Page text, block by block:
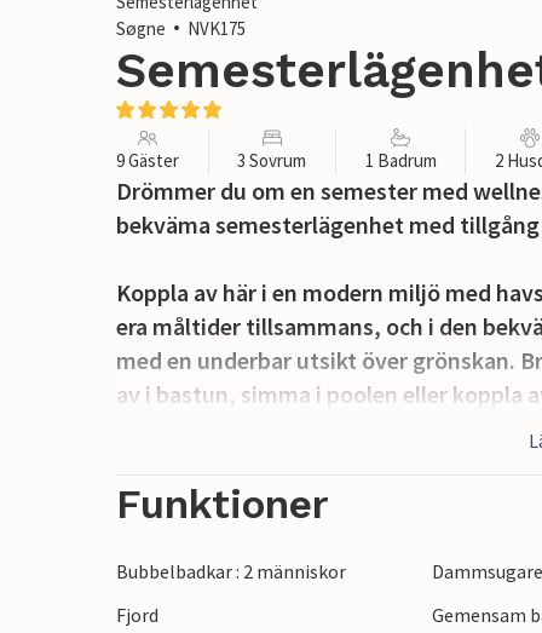
Søgne
NVK175
9 Gäster 3 Sovrum 1 Badrum 2
Drömmer du om en semester med
bekväma semesterlägenhet med
Koppla av här i en modern miljö med
era måltider tillsammans, och i den
med en underbar utsikt över grönskan.
av i bastun, simma i poolen eller koppla
Njut av de långa sommarkvällarna på
Funktioner
Bubbelbadkar : 2 människor Dammsugare
Fjord
Gemensam